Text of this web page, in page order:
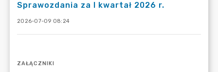
Sprawozdania za I kwartał 2026 r.
2026-07-09 08:24
ZAŁĄCZNIKI